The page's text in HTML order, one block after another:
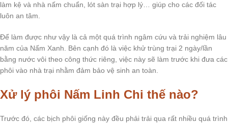
làm kệ và nhà nấm chuẩn, lót sàn trại hợp lý… giúp cho các đối tác
luôn an tâm.
Để làm được như vậy là cả một quá trình ngâm cứu và trải nghiệm lâu
năm của Nấm Xanh. Bên cạnh đó là việc khử trùng trại 2 ngày/lần
bằng nước vôi theo công thức riêng, việc này sẽ làm trước khi đưa các
phôi vào nhà trại nhằm đảm bảo vệ sinh an toàn.
Xử lý phôi Nấm Linh Chi thế nào?
Trước đó, các bịch phôi giống này đều phải trải qua rất nhiều quá trình